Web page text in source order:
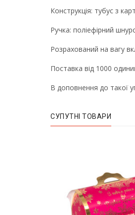
Конструкція: тубус з
Ручка: поліефірний
Розрахований на вагу
Поставка від 1000
В доповнення до такої
СУПУТНІ ТОВАРИ